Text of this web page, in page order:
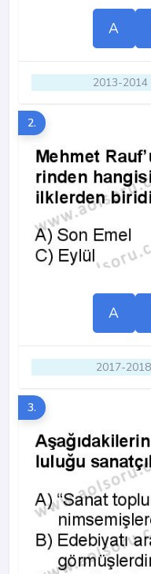
A
2013-2014
2.
A
2017-2018
3.